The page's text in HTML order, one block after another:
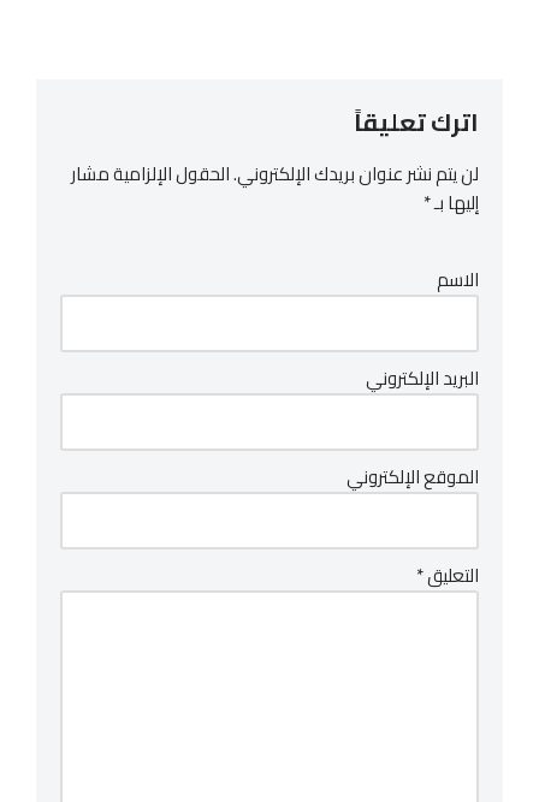
اترك تعليقاً
لن يتم نشر عنوان بريدك الإلكتروني.الحقول الإلزامية مشار
إليها بـ*
الاسم
البريد الإلكتروني
الموقع الإلكتروني
التعليق*